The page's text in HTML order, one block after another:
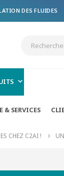
DES FLUIDES
& SERVICES
CHEZ C2AI !